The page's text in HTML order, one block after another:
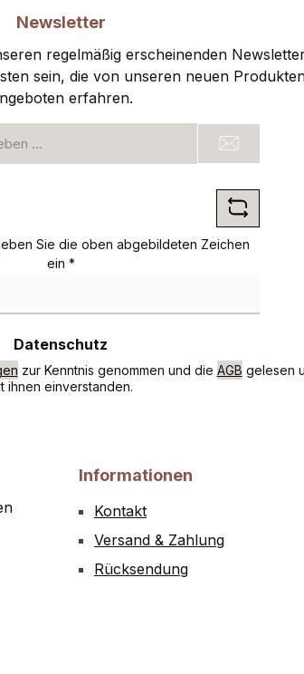
Newsletter
regelmäßig erscheinenden
sein, die von unseren neuen
erfahren.
Sie die oben abgebildeten Zeichen
ein *
Datenschutz
zur Kenntnis genommen und die AGB gelesen
ihnen einverstanden.
Informationen
Kontakt
Versand & Zahlung
Rücksendung